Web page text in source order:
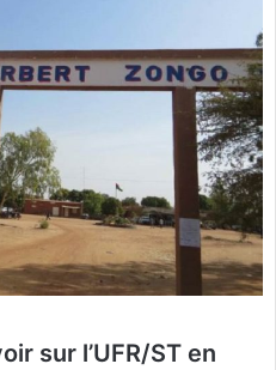
sur l’UFR/ST en